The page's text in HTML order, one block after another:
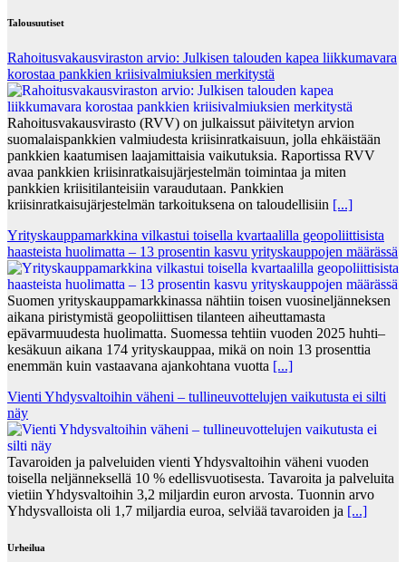
Talousuutiset
Rahoitusvakausviraston arvio: Julkisen talouden kapea liikkumavara
korostaa pankkien kriisivalmiuksien merkitystä
Rahoitusvakausvirasto (RVV) on julkaissut päivitetyn arvion
suomalaispankkien valmiudesta kriisinratkaisuun, jolla ehkäistään
pankkien kaatumisen laajamittaisia vaikutuksia. Raportissa RVV
avaa pankkien kriisinratkaisujärjestelmän toimintaa ja miten
pankkien kriisitilanteisiin varaudutaan. Pankkien
kriisinratkaisujärjestelmän tarkoituksena on taloudellisiin [...]
Yrityskauppamarkkina vilkastui toisella kvartaalilla geopoliittisista
haasteista huolimatta – 13 prosentin kasvu yrityskauppojen määrässä
Suomen yrityskauppamarkkinassa nähtiin toisen vuosineljänneksen
aikana piristymistä geopoliittisen tilanteen aiheuttamasta
epävarmuudesta huolimatta. Suomessa tehtiin vuoden 2025 huhti–
kesäkuun aikana 174 yrityskauppaa, mikä on noin 13 prosenttia
enemmän kuin vastaavana ajankohtana vuotta [...]
Vienti Yhdysvaltoihin väheni – tullineuvottelujen vaikutusta ei silti
näy
Tavaroiden ja palveluiden vienti Yhdysvaltoihin väheni vuoden
toisella neljänneksellä 10 % edellisvuotisesta. Tavaroita ja palveluita
vietiin Yhdysvaltoihin 3,2 miljardin euron arvosta. Tuonnin arvo
Yhdysvalloista oli 1,7 miljardia euroa, selviää tavaroiden ja [...]
Urheilua